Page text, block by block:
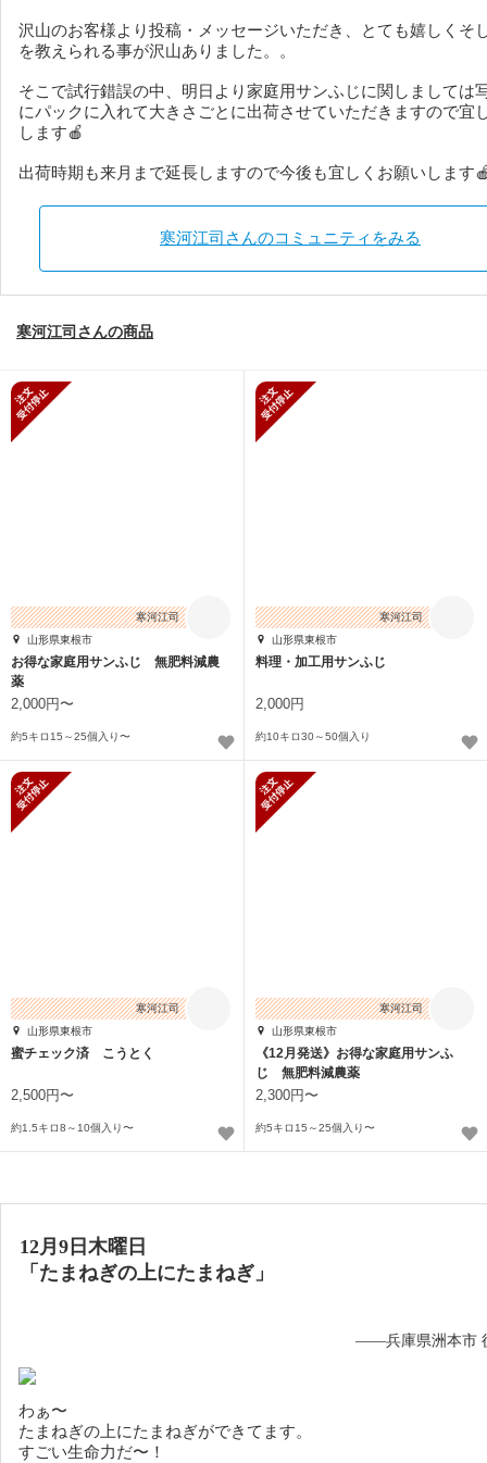
沢山のお客様より投稿・メッセージいただき、とても嬉しくそ
を教えられる事が沢山ありました。。
そこで試行錯誤の中、明日より家庭用サンふじに関しましては
にパックに入れて大きさごとに出荷させていただきますので宜
します🍎
出荷時期も来月まで延長しますので今後も宜しくお願いします
寒河江司さんのコミュニティをみる
寒河江司さんの商品
寒河江司
山形県東根市
お得な家庭用サンふじ 無肥料減農
薬
2,000円〜
約5キロ15～25個入り〜
寒河江司
山形県東根市
料理・加工用サンふじ
2,000円
約10キロ30～50個入り
寒河江司
山形県東根市
蜜チェック済 こうとく
2,500円〜
約1.5キロ8～10個入り〜
寒河江司
山形県東根市
《12月発送》お得な家庭用サンふ
じ 無肥料減農薬
2,300円〜
約5キロ15～25個入り〜
12月9日木曜日
「たまねぎの上にたまねぎ」
——兵庫県洲本市
わぁ〜
たまねぎの上にたまねぎができてます。
すごい生命力だ〜！